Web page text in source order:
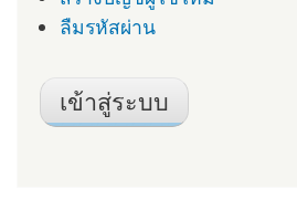
ลืมรหัสผ่าน